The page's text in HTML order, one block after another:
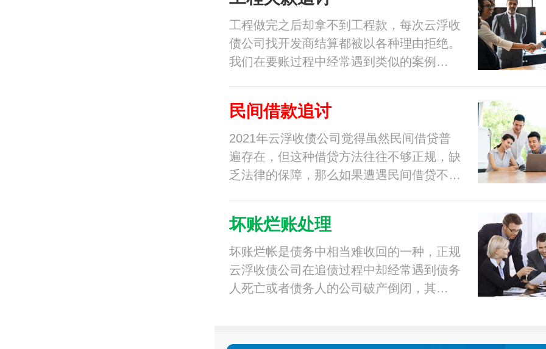
工程做完之后却拿不到工程款，每次云浮收
债公司找开发商结算都被以各种理由拒绝。
我们在要账过程中经常遇到类似的案例…
民间借款追讨
2021年云浮收债公司觉得虽然民间借贷普
遍存在，但这种借贷方法往往不够正规，缺
乏法律的保障，那么如果遭遇民间借贷不…
坏账烂账处理
坏账烂帐是债务中相当难收回的一种，正规
云浮收债公司在追债过程中却经常遇到债务
人死亡或者债务人的公司破产倒闭，其…